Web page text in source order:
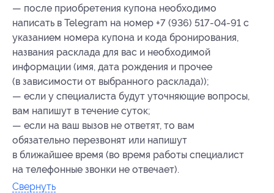
— после приобретения купона необходимо
написать в Telegram на номер +7 (936) 517-04-91 с
указанием номера купона и кода бронирования,
названия расклада для вас и необходимой
информации (имя, дата рождения и прочее
(в зависимости от выбранного расклада));
— если у специалиста будут уточняющие вопросы,
вам напишут в течение суток;
— если на ваш вызов не ответят, то вам
обязательно перезвонят или напишут
в ближайшее время (во время работы специалист
на телефонные звонки не отвечает).
Свернуть